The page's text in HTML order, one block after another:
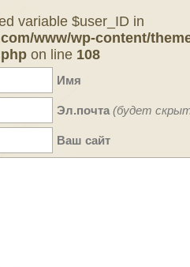
variable $user_ID in
www/wp-content/
on line 108
Имя
Эл.почта (будет
Ваш сайт